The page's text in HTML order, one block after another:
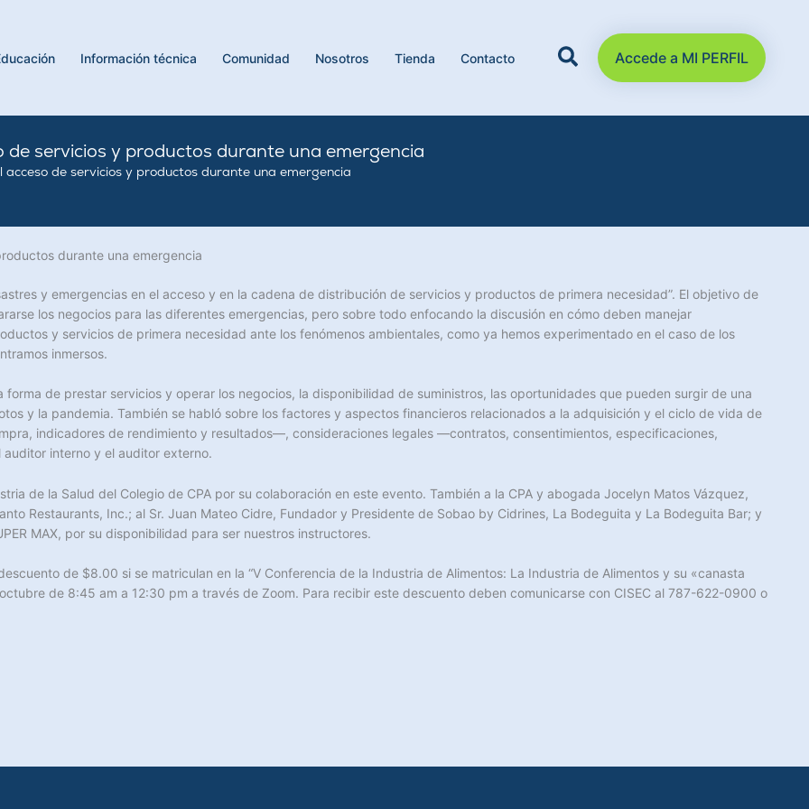
Información técnica Comunidad Nosotros Tienda Contacto Accede a MI PERFIL
de servicios y productos durante una emergencia
acceso de servicios y productos durante una emergencia
durante una emergencia
y emergencias en el acceso y en la cadena de distribución de servicios y productos de primera necesidad”. El objetivo de
los negocios para las diferentes emergencias, pero sobre todo enfocando la discusión en cómo deben manejar
y servicios de primera necesidad ante los fenómenos ambientales, como ya hemos experimentado en el caso de los
inmersos.
de prestar servicios y operar los negocios, la disponibilidad de suministros, las oportunidades que pueden surgir de una
y la pandemia. También se habló sobre los factores y aspectos financieros relacionados a la adquisición y el ciclo de vida de
indicadores de rendimiento y resultados—, consideraciones legales —contratos, consentimientos, especificaciones,
interno y el auditor externo.
de la Salud del Colegio de CPA por su colaboración en este evento. También a la CPA y abogada Jocelyn Matos Vázquez,
Restaurants, Inc.; al Sr. Juan Mateo Cidre, Fundador y Presidente de Sobao by Cidrines, La Bodeguita y La Bodeguita Bar; y
MAX, por su disponibilidad para ser nuestros instructores.
de $8.00 si se matriculan en la “V Conferencia de la Industria de Alimentos: La Industria de Alimentos y su «canasta
de 8:45 am a 12:30 pm a través de Zoom. Para recibir este descuento deben comunicarse con CISEC al 787-622-0900 o